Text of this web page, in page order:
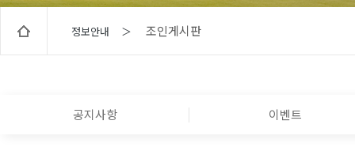
정보안내 ＞ 조인게시판
공지사항 이벤트